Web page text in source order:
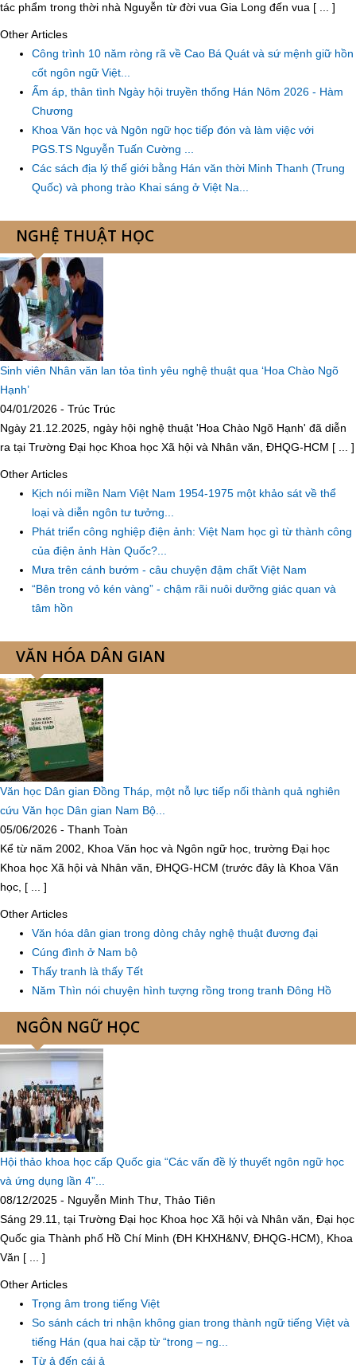
tác phẩm trong thời nhà Nguyễn từ đời vua Gia Long đến vua [ ... ]
Other Articles
Công trình 10 năm ròng rã về Cao Bá Quát và sứ mệnh giữ hồn
cốt ngôn ngữ Việt...
Ấm áp, thân tình Ngày hội truyền thống Hán Nôm 2026 - Hàm
Chương
Khoa Văn học và Ngôn ngữ học tiếp đón và làm việc với
PGS.TS Nguyễn Tuấn Cường ...
Các sách địa lý thế giới bằng Hán văn thời Minh Thanh (Trung
Quốc) và phong trào Khai sáng ở Việt Na...
NGHỆ THUẬT HỌC
Sinh viên Nhân văn lan tỏa tình yêu nghệ thuật qua ‘Hoa Chào Ngõ
Hạnh’
04/01/2026 - Trúc Trúc
Ngày 21.12.2025, ngày hội nghệ thuật 'Hoa Chào Ngõ Hạnh' đã diễn
ra tại Trường Đại học Khoa học Xã hội và Nhân văn, ĐHQG-HCM [ ... ]
Other Articles
Kịch nói miền Nam Việt Nam 1954-1975 một khảo sát về thể
loại và diễn ngôn tư tưởng...
Phát triển công nghiệp điện ảnh: Việt Nam học gì từ thành công
của điện ảnh Hàn Quốc?...
Mưa trên cánh bướm - câu chuyện đậm chất Việt Nam
“Bên trong vỏ kén vàng” - chậm rãi nuôi dưỡng giác quan và
tâm hồn
VĂN HÓA DÂN GIAN
Văn học Dân gian Đồng Tháp, một nỗ lực tiếp nối thành quả nghiên
cứu Văn học Dân gian Nam Bộ...
05/06/2026 - Thanh Toàn
Kể từ năm 2002, Khoa Văn học và Ngôn ngữ học, trường Đại học
Khoa học Xã hội và Nhân văn, ĐHQG-HCM (trước đây là Khoa Văn
học, [ ... ]
Other Articles
Văn hóa dân gian trong dòng chảy nghệ thuật đương đại
Cúng đình ở Nam bộ
Thấy tranh là thấy Tết
Năm Thìn nói chuyện hình tượng rồng trong tranh Đông Hồ
NGÔN NGỮ HỌC
Hội thảo khoa học cấp Quốc gia “Các vấn đề lý thuyết ngôn ngữ học
và ứng dụng lần 4”...
08/12/2025 - Nguyễn Minh Thư, Thảo Tiên
Sáng 29.11, tại Trường Đại học Khoa học Xã hội và Nhân văn, Đại học
Quốc gia Thành phố Hồ Chí Minh (ĐH KHXH&NV, ĐHQG-HCM), Khoa
Văn [ ... ]
Other Articles
Trọng âm trong tiếng Việt
So sánh cách tri nhận không gian trong thành ngữ tiếng Việt và
tiếng Hán (qua hai cặp từ “trong – ng...
Từ ả đến cái ả